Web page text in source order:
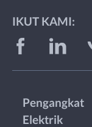
IKUT KAMI:
Pengangkat
Elektrik